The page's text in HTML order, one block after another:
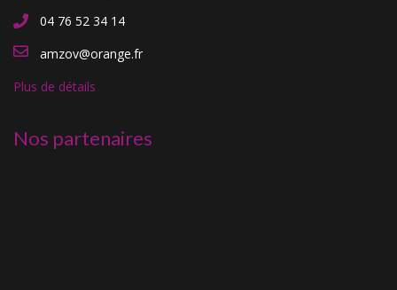
04 76 52 34 14
amzov@orange.fr
Plus de détails
Nos partenaires